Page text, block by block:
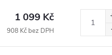
1 099 Kč
908 Kč bez DPH